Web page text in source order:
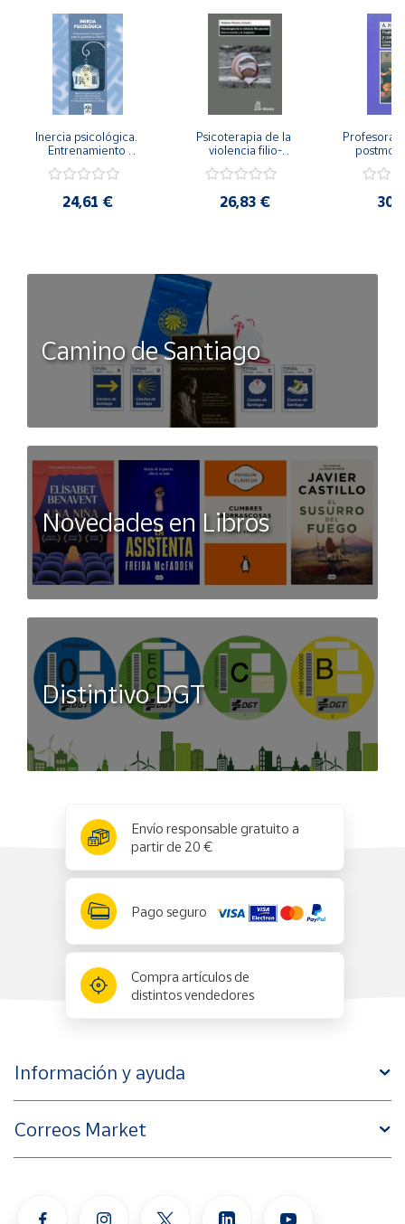
Inercia psicológica.
Entrenamiento
Igualdad de Género.
24,61 €
Psicoterapia de la
violencia filio-
secreto y la
26,83 €
Camino de Santiago
Novedades en Libros
Distintivo DGT
Envío responsable gratuito a
partir de 20 €
Pago seguro
Compra artículos de
distintos vendedores
Información y ayuda
Correos Market